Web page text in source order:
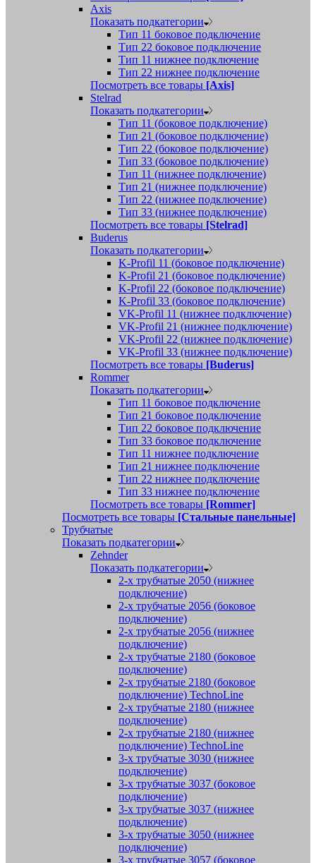
Axis
Показать подкатегории
Тип 11 боковое подключение
Тип 22 боковое подключение
Тип 11 нижнее подключение
Тип 22 нижнее подключение
Посмотреть все товары [Axis]
Stelrad
Показать подкатегории
Tип 11 (боковое подключение)
Тип 21 (боковое подключение)
Тип 22 (боковое подключение)
Тип 33 (боковое подключение)
Тип 11 (нижнее подключение)
Тип 21 (нижнее подключение)
Тип 22 (нижнее подключение)
Тип 33 (нижнее подключение)
Посмотреть все товары [Stelrad]
Buderus
Показать подкатегории
K-Profil 11 (боковое подключение)
K-Profil 21 (боковое подключение)
K-Profil 22 (боковое подключение)
K-Profil 33 (боковое подключение)
VK-Profil 11 (нижнее подключение)
VK-Profil 21 (нижнее подключение)
VK-Profil 22 (нижнее подключение)
VK-Profil 33 (нижнее подключение)
Посмотреть все товары [Buderus]
Rommer
Показать подкатегории
Тип 11 боковое подключение
Тип 21 боковое подключение
Тип 22 боковое подключение
Тип 33 боковое подключение
Тип 11 нижнее подключение
Тип 21 нижнее подключение
Тип 22 нижнее подключение
Тип 33 нижнее подключение
Посмотреть все товары [Rommer]
Посмотреть все товары [Стальные панельные]
Трубчатые
Показать подкатегории
Zehnder
Показать подкатегории
2-х трубчатые 2050 (нижнее
подключение)
2-х трубчатые 2056 (боковое
подключение)
2-х трубчатые 2056 (нижнее
подключение)
2-х трубчатые 2180 (боковое
подключение)
2-х трубчатые 2180 (боковое
подключение) TechnoLine
2-х трубчатые 2180 (нижнее
подключение)
2-х трубчатые 2180 (нижнее
подключение) TechnoLine
3-х трубчатые 3030 (нижнее
подключение)
3-х трубчатые 3037 (боковое
подключение)
3-х трубчатые 3037 (нижнее
подключение)
3-х трубчатые 3050 (нижнее
подключение)
3-х трубчатые 3057 (боковое